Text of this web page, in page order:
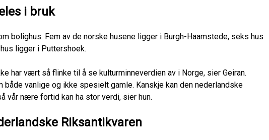
i bruk
bolighus. Fem av de norske husene ligger i Burgh-Haamstede, seks hus
ligger i Puttershoek.
har vært så flinke til å se kulturminneverdien av i Norge, sier Geiran.
vanlige og ikke spesielt gamle. Kanskje kan den nederlandske
vår nære fortid kan ha stor verdi, sier hun.
Riksantikvaren